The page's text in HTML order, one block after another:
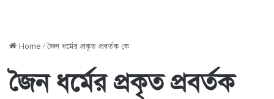
Home /জৈন ধর্মের প্রকৃত প্রবর্তক কে
জৈন ধর্মের প্রকৃত প্রবর্তক